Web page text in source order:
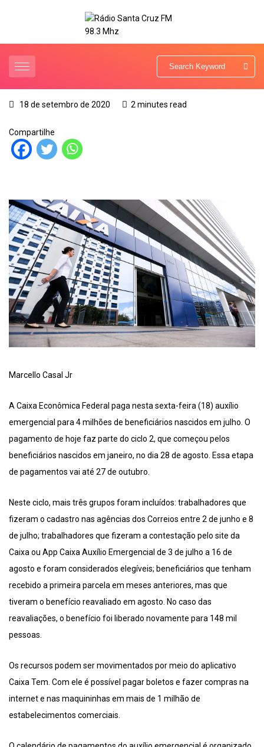
18 de setembro de 2020 2 minutes read
Compartilhe
Marcello Casal Jr
A Caixa Econômica Federal paga nesta sexta-feira (18) auxílio
emergencial para 4 milhões de beneficiários nascidos em julho. O
pagamento de hoje faz parte do ciclo 2, que começou pelos
beneficiários nascidos em janeiro, no dia 28 de agosto. Essa etapa
de pagamentos vai até 27 de outubro.
Neste ciclo, mais três grupos foram incluídos: trabalhadores que
fizeram o cadastro nas agências dos Correios entre 2 de junho e 8
de julho; trabalhadores que fizeram a contestação pelo site da
Caixa ou App Caixa Auxílio Emergencial de 3 de julho a 16 de
agosto e foram considerados elegíveis; beneficiários que tenham
recebido a primeira parcela em meses anteriores, mas que
tiveram o benefício reavaliado em agosto. No caso das
reavaliações, o benefício foi liberado novamente para 148 mil
pessoas.
Os recursos podem ser movimentados por meio do aplicativo
Caixa Tem. Com ele é possível pagar boletos e fazer compras na
internet e nas maquininhas em mais de 1 milhão de
estabelecimentos comerciais.